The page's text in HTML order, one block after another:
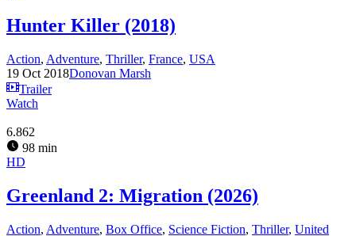
Hunter Killer (2018)
Action, Adventure, Thriller, France, USA
19 Oct 2018Donovan Marsh
Trailer
Watch
6.862
98 min
HD
Greenland 2: Migration (2026)
Action, Adventure, Box Office, Science Fiction, Thriller, United